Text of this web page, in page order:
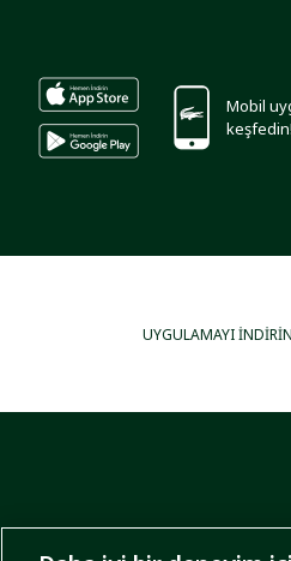
Mobil
keşfedin!
UYGULAMAYI İNDİRİN